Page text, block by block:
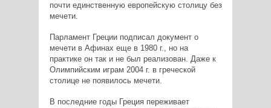
почти единственную европейскую столицу без
мечети.
Парламент Греции подписал документ о
мечети в Афинах еще в 1980 г., но на
практике он так и не был реализован. Даже к
Олимпийским играм 2004 г. в греческой
столице не появилось мечети.
В последние годы Греция переживает